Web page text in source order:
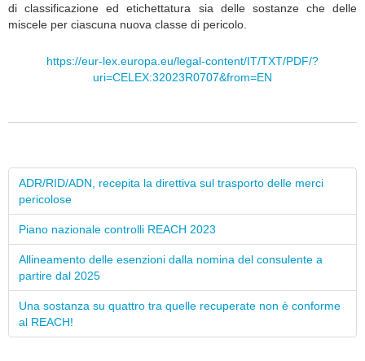
di classificazione ed etichettatura sia delle sostanze che delle
miscele per ciascuna nuova classe di pericolo.
https://eur-lex.europa.eu/legal-content/IT/TXT/PDF/?
uri=CELEX:32023R0707&from=EN
ADR/RID/ADN, recepita la direttiva sul trasporto delle merci
pericolose
Piano nazionale controlli REACH 2023
Allineamento delle esenzioni dalla nomina del consulente a
partire dal 2025
Una sostanza su quattro tra quelle recuperate non è conforme
al REACH!